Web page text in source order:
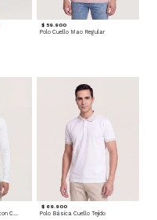
$ 59.900
Polo Cuello Mao Regular
$ 69.900
Polo Básica Cuello Tejido